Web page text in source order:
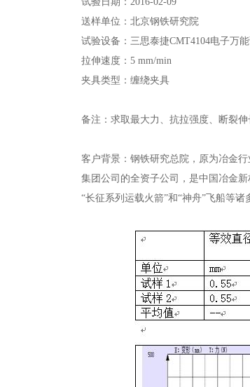
送样单位：北京钢铁研究院
试验设备：三思泰捷CMT4104电子万
拉伸速度：5 mm/min
夹具类型：缠绕夹具
备注：求取最大力、抗拉强度、断裂
客户背景：钢铁研究总院，原为冶金
集团公司的全资子公司，是中国冶金
“长征系列运载火箭”和“神舟”飞船等